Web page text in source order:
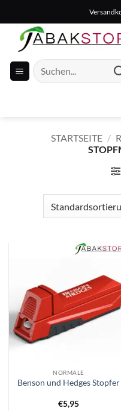
Inhalt
springen
Suche
nach:
STARTSEITE /
NORMALE
Benson und Hedges Stopfer
€5,95